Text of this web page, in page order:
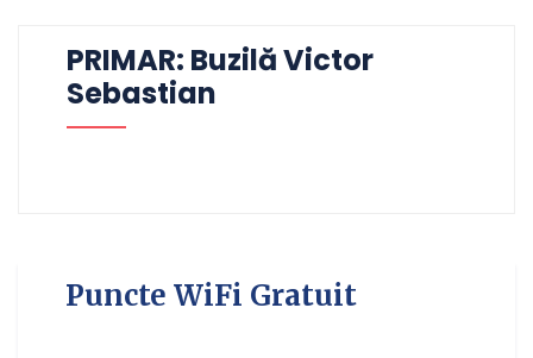
PRIMAR: Buzilă Victor
Sebastian
Puncte WiFi Gratuit